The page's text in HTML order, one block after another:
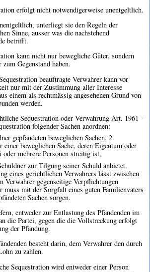
erfolgt nicht notwendigerweise unentgeltlich.
unterliegt sie den Regeln der
Sinne, ausser was die nachstehend
betrifft.
kann nicht nur bewegliche Güter, sondern
Gegenstand haben.
beauftragte Verwahrer kann vor
nur mit der Zustimmung aller Interesse
einem als rechtmässig angesehenen Grund von
werden.
Sequestration oder Verwahrung Art. 1961 -
folgender Sachen anordnen:
gepfändeten beweglichen Sachen, 2.
einer beweglichen Sache, deren Eigentum oder
mehrere Personen streitig ist,
zur Tilgung seiner Schuld anbietet.
eines gerichtlichen Verwahrers lässt zwischen
Verwahrer gegenseitige Verpflichtungen
muss mit der Sorgfalt eines guten Familienvaters
Sachen sorgen.
entweder zur Entlastung des Pfändenden im
die Partei, gegen die die Vollstreckung erfolgt
der Pfändung.
besteht darin, dem Verwahrer den durch
zu zahlen.
Sequestration wird entweder einer Person